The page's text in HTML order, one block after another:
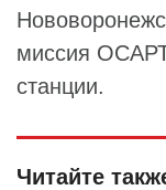
миссия
станции.
Читайте